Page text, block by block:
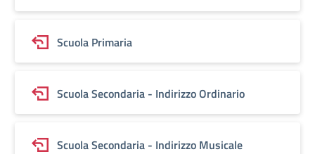
Scuola Primaria
Scuola Secondaria - Indirizzo Ordinario
Scuola Secondaria - Indirizzo Musicale